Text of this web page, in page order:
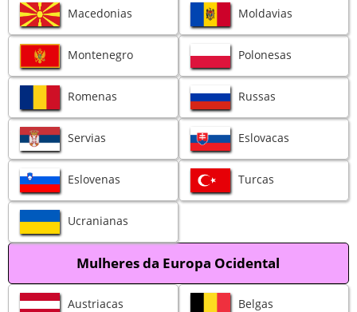
Macedonias Moldavias
Montenegro Polonesas
Romenas Russas
Servias Eslovacas
Eslovenas Turcas
Ucranianas
Mulheres da Europa Ocidental
Austriacas Belgas